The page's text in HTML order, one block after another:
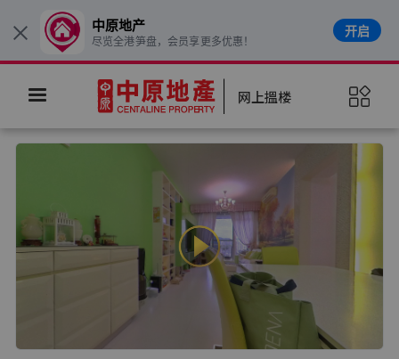
网上搵楼
× 中原地产
尽览全港笋盘，会员享更多优惠！
开启